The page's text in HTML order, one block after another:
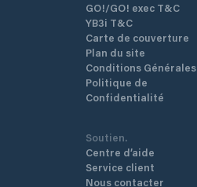
GO!/GO! exec T&C
YB3i T&C
Carte de couverture
Plan du site
Conditions Générales
Politique de
Confidentialité
Soutien.
Centre d’aide
Service client
Nous contacter